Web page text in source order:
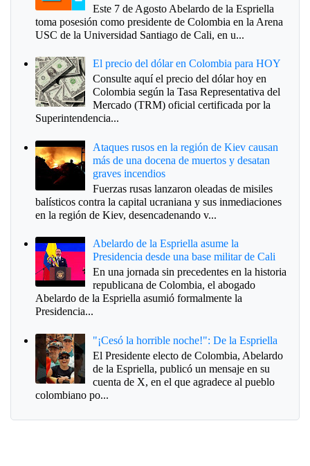
Este 7 de Agosto Abelardo de la Espriella
toma posesión como presidente de Colombia en la Arena
USC de la Universidad Santiago de Cali, en u...
El precio del dólar en Colombia para HOY
Consulte aquí el precio del dólar hoy en
Colombia según la Tasa Representativa del
Mercado (TRM) oficial certificada por la
Superintendencia...
Ataques rusos en la región de Kiev causan
más de una docena de muertos y desatan
graves incendios
Fuerzas rusas lanzaron oleadas de misiles
balísticos contra la capital ucraniana y sus inmediaciones
en la región de Kiev, desencadenando v...
Abelardo de la Espriella asume la
Presidencia desde una base militar de Cali
En una jornada sin precedentes en la historia
republicana de Colombia, el abogado
Abelardo de la Espriella asumió formalmente la
Presidencia...
"¡Cesó la horrible noche!": De la Espriella
El Presidente electo de Colombia, Abelardo
de la Espriella, publicó un mensaje en su
cuenta de X, en el que agradece al pueblo
colombiano po...